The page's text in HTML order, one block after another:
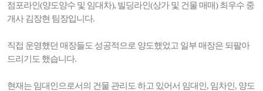
점포라인(양도양수 및 임대차), 빌딩라인(상가 및 건물 매매) 최우수 중
개사 김장현 팀장입니다.
직접 운영했던 매장들도 성공적으로 양도했었고 일부 매장은 되팔아
드리기도 했습니다.
현재는 임대인으로서의 건물 관리도 하고 있어서 임대인, 임차인, 양도